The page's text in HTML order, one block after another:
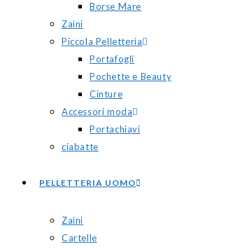
Borse Mare
Zaini
Piccola Pelletteria
Portafogli
Pochette e Beauty
Cinture
Accessori moda
Portachiavi
ciabatte
PELLETTERIA UOMO
Zaini
Cartelle